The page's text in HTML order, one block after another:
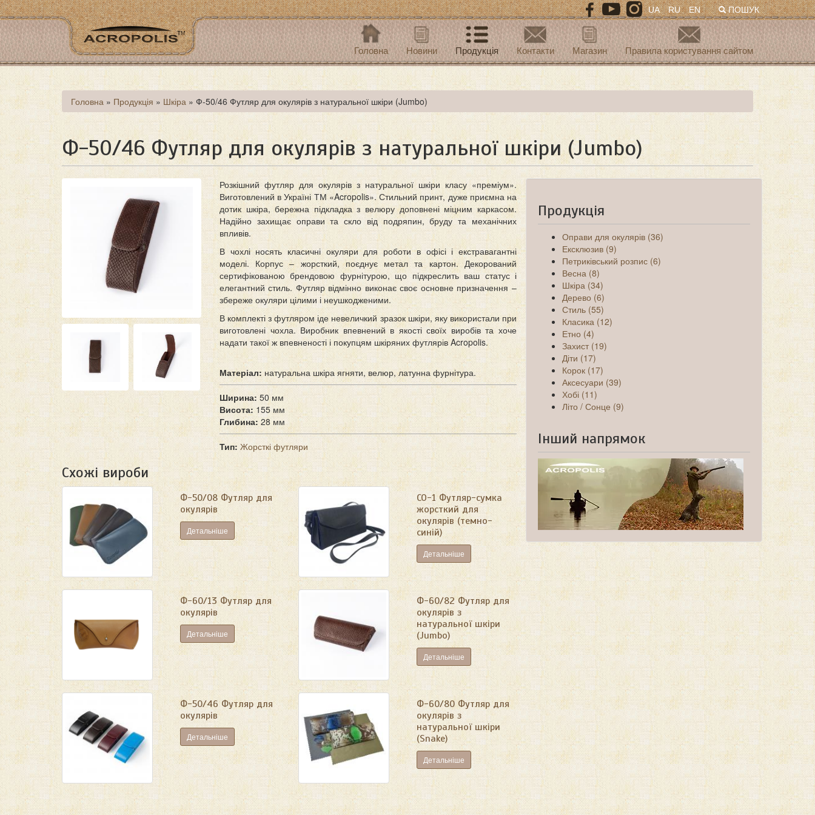
Перейти
до
основного
матеріалу
ПОШУК
UA RU EN
Головна Новини Продукція Контакти Магазин Правила користування сайтом
Ви
є
тут
Головна » Продукція » Шкіра » Ф-50/46 Футляр для окулярів з натуральної шкіри (Jumbo)
Ф-50/46 Футляр для окулярів з натуральної шкіри (Jumbo)
Розкішний футляр для окулярів з натуральної шкіри класу «преміум».
Виготовлений в Україні ТМ «Acropolis». Стильний принт, дуже приємна на
дотик шкіра, бережна підкладка з велюру доповнені міцним каркасом.
Надійно захищає оправи та скло від подряпин, бруду та механічних
впливів.
В чохлі носять класичні окуляри для роботи в офісі і екстравагантні
моделі. Корпус – жорсткий, поєднує метал та картон. Декорований
сертифікованою брендовою фурнітурою, що підкреслить ваш статус і
елегантний стиль. Футляр відмінно виконає своє основне призначення –
збереже окуляри цілими і неушкодженими.
В комплекті з футляром іде невеличкий зразок шкіри, яку використали при
виготовлені чохла. Виробник впевнений в якості своїх виробів та хоче
надати такої ж впевненості і покупцям шкіряних футлярів Acropolis.
Матеріал: натуральна шкіра ягняти, велюр, латунна фурнітура.
Ширина: 50 мм
Висота: 155 мм
Глибина: 28 мм
Тип: Жорсткі футляри
Схожі вироби
Ф-50/08 Футляр для
окулярів
Детальніше
СО-1 Футляр-сумка
жорсткий для
окулярів (темно-
синій)
Детальніше
Ф-60/13 Футляр для
окулярів
Детальніше
Ф-60/82 Футляр для
окулярів з
натуральної шкіри
(Jumbo)
Детальніше
Ф-50/46 Футляр для
окулярів
Детальніше
Ф-60/80 Футляр для
окулярів з
натуральної шкіри
(Snake)
Детальніше
Продукція
Оправи для окулярів (36)
Ексклюзив (9)
Петриківський розпис (6)
Весна (8)
Шкіра (34)
Дерево (6)
Стиль (55)
Класика (12)
Етно (4)
Захист (19)
Діти (17)
Корок (17)
Аксесуари (39)
Хобі (11)
Літо / Сонце (9)
Інший напрямок